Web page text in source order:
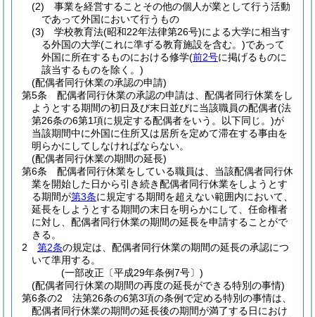
(2)
事業を経営することその他の個人が業として行う活動
であって外国において行うもの
(3)
学校教育法(昭和22年法律第26号)による大学に相当す
る外国の大学(これに準ずる教育施設を含む。)であって
外国に所在するものにおける修学(前2号に掲げるものに
該当するものを除く。)
(配偶者同行休業の承認の申請)
第5条
配偶者同行休業の承認の申請は、配偶者同行休業をし
ようとする期間の初日及び末日並びに当該職員の配偶者(法
第26条の6第1項に規定する配偶者をいう。以下同じ。)が
当該期間中に外国に住所又は居所を定めて滞在する事由を
明らかにしてしなければならない。
(配偶者同行休業の期間の延長)
第6条
配偶者同行休業をしている職員は、当該配偶者同行休
業を開始した日から引き続き配偶者同行休業をしようとす
る期間が第3条に規定する期間を超えない範囲内において、
延長をしようとする期間の末日を明らかにして、任命権者
に対し、配偶者同行休業の期間の延長を申請することがで
きる。
2
第2条の規定は、配偶者同行休業の期間の延長の承認につ
いて準用する。
(一部改正〔平成29年条例7号〕)
(配偶者同行休業の期間の再度の延長ができる特別の事情)
第6条の2
法第26条の6第3項の条例で定める特別の事情は、
配偶者同行休業の期間の延長後の期間が満了する日におけ